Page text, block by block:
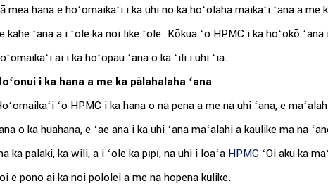
mea hana e hoʻomaikaʻi i ka uhi no ka hoʻolaha maikaʻi ʻana a
kahe ʻana a i ʻole ka noi like ʻole. Kōkua ʻo HPMC i ka hoʻokō
ai i ka hoʻopau ʻana o ka ʻili i uhi ʻia.
i ka hana a me ka pālahalaha ʻana
ʻo HPMC i ka hana o nā pena a me nā uhi ʻana, e
o ka huahana, e ʻae ana i ka uhi ʻana maʻalahi a kaulike ma nā
ka palaki, ka wili, a i ʻole ka pīpī, nā uhi i loaʻa HPMC ʻOi aku ka
e pono ai ka noi pololei a me nā hopena kūlike.